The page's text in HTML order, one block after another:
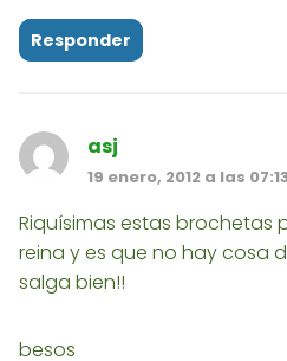
Responder
asj
19 enero, 2012 a las 07:13
Riquísimas estas
reina y es que no hay cosa
salga bien!!
besos